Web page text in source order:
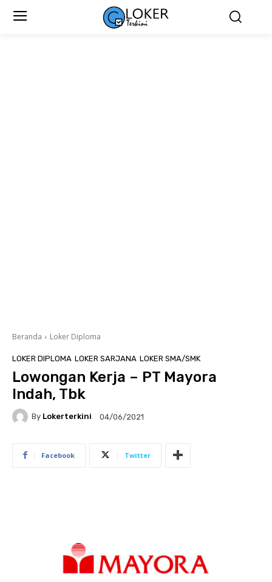
Beranda Loker Diploma
LOKER DIPLOMA LOKER SARJANA LOKER SMA/SMK
Lowongan Kerja – PT Mayora
Indah, Tbk
By Lokerterkini 04/06/2021
Facebook Twitter